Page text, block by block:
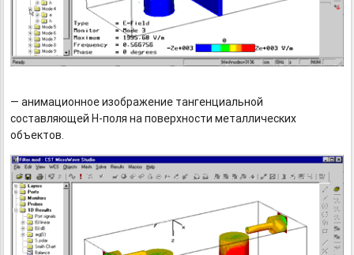
— анимационное изображение тангенциальной
составляющей H-поля на поверхности металлических
объектов.